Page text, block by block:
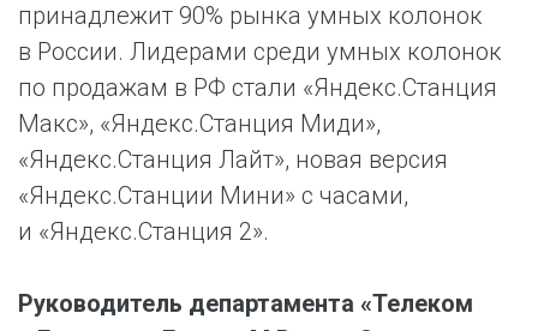
принадлежит 90% рынка умных колонок
в России. Лидерами среди умных колонок
по продажам в РФ стали «Яндекс.Станция
Макс», «Яндекс.Станция Миди»,
«Яндекс.Станция Лайт», новая версия
«Яндекс.Станции Мини» с часами,
и «Яндекс.Станция 2».
Руководитель департамента «Телеком